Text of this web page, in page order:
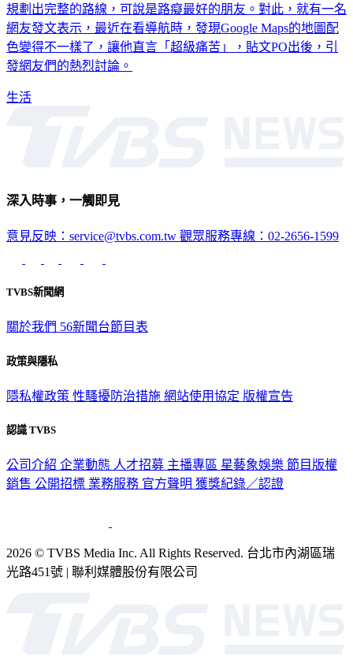
規劃出完整的路線，可說是路癡最好的朋友。對此，就有一名
網友發文表示，最近在看導航時，發現Google Maps的地圖配
色變得不一樣了，讓他直言「超級痛苦」，貼文PO出後，引
發網友們的熱烈討論。
生活
深入時事，一觸即見
意見反映：service@tvbs.com.tw 觀眾服務專線：02-2656-1599
TVBS新聞網
關於我們 56新聞台節目表
政策與隱私
隱私權政策 性騷擾防治措施 網站使用協定 版權宣告
認識 TVBS
公司介紹 企業動態 人才招募 主播專區 星藝象娛樂 節目版權
銷售 公開招標 業務服務 官方聲明 獲獎紀錄／認證
2026 © TVBS Media Inc. All Rights Reserved. 台北市內湖區瑞
光路451號 | 聯利媒體股份有限公司